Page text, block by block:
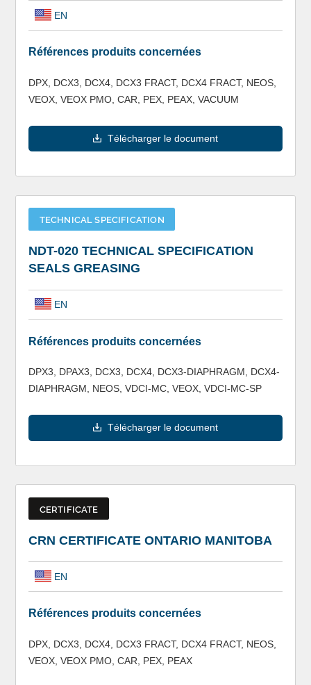
EN
Références produits concernées
DPX, DCX3, DCX4, DCX3 FRACT, DCX4 FRACT, NEOS,
VEOX, VEOX PMO, CAR, PEX, PEAX, VACUUM
Télécharger le document
TECHNICAL SPECIFICATION
NDT-020 TECHNICAL SPECIFICATION
SEALS GREASING
EN
Références produits concernées
DPX3, DPAX3, DCX3, DCX4, DCX3-DIAPHRAGM, DCX4-
DIAPHRAGM, NEOS, VDCI-MC, VEOX, VDCI-MC-SP
Télécharger le document
CERTIFICATE
CRN CERTIFICATE ONTARIO MANITOBA
EN
Références produits concernées
DPX, DCX3, DCX4, DCX3 FRACT, DCX4 FRACT, NEOS,
VEOX, VEOX PMO, CAR, PEX, PEAX